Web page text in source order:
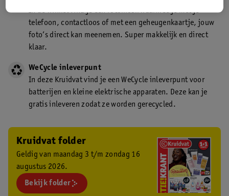
In de winkel vind je een fotokiosk waarmee je met je
telefoon, contactloos of met een geheugenkaartje, jouw
foto’s direct kan meenemen. Super makkelijk en direct
klaar.
WeCycle inleverpunt
In deze Kruidvat vind je een WeCycle inleverpunt voor
batterijen en kleine elektrische apparaten. Deze kan je
gratis inleveren zodat ze worden gerecycled.
Kruidvat folder
Geldig van maandag 3 t/m zondag 16
augustus 2026.
Bekijk folder